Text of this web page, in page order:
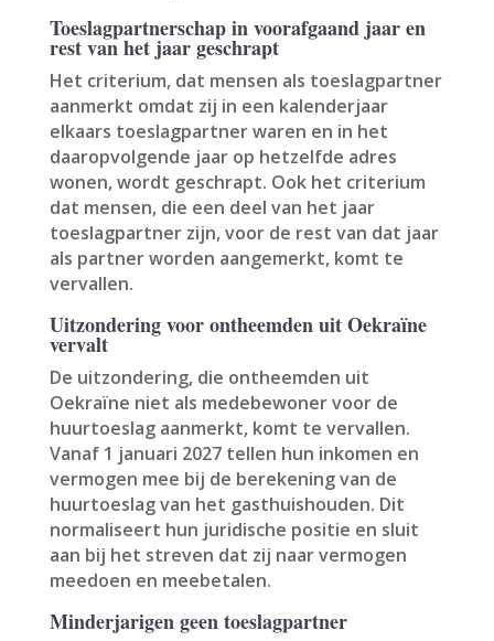
Toeslagpartnerschap in voorafgaand jaar en
rest van het jaar geschrapt
Het criterium, dat mensen als toeslagpartner
aanmerkt omdat zij in een kalenderjaar
elkaars toeslagpartner waren en in het
daaropvolgende jaar op hetzelfde adres
wonen, wordt geschrapt. Ook het criterium
dat mensen, die een deel van het jaar
toeslagpartner zijn, voor de rest van dat jaar
als partner worden aangemerkt, komt te
vervallen.
Uitzondering voor ontheemden uit Oekraïne
vervalt
De uitzondering, die ontheemden uit
Oekraïne niet als medebewoner voor de
huurtoeslag aanmerkt, komt te vervallen.
Vanaf 1 januari 2027 tellen hun inkomen en
vermogen mee bij de berekening van de
huurtoeslag van het gasthuishouden. Dit
normaliseert hun juridische positie en sluit
aan bij het streven dat zij naar vermogen
meedoen en meebetalen.
Minderjarigen geen toeslagpartner